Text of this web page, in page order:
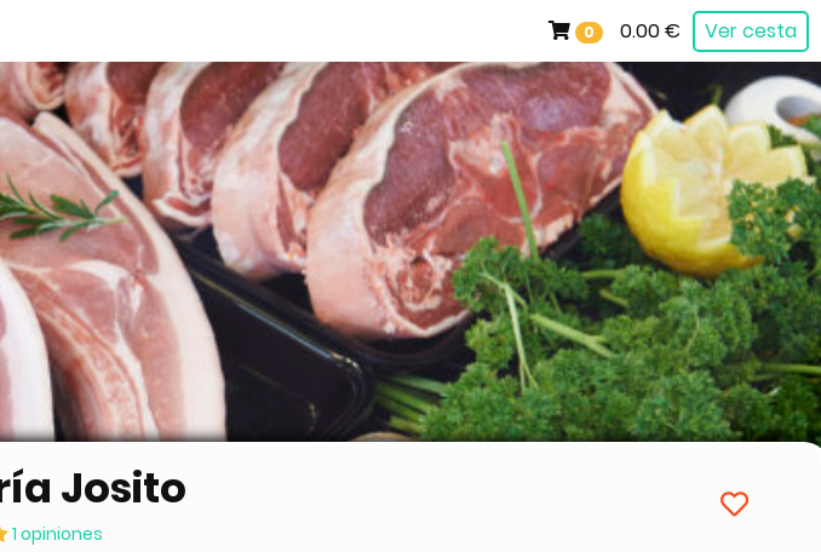
0 0.00 € Ver cesta
Josito
1 opiniones